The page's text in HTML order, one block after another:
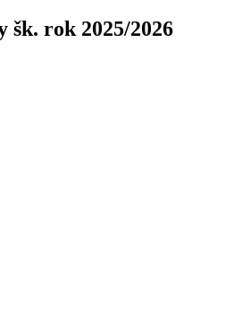
šk. rok 2025/2026